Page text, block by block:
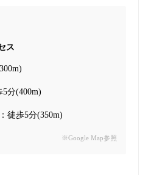
ス
5分(400m)
：徒歩5分(350m)
※Google Map参照